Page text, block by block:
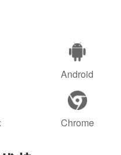
Android
Chrome